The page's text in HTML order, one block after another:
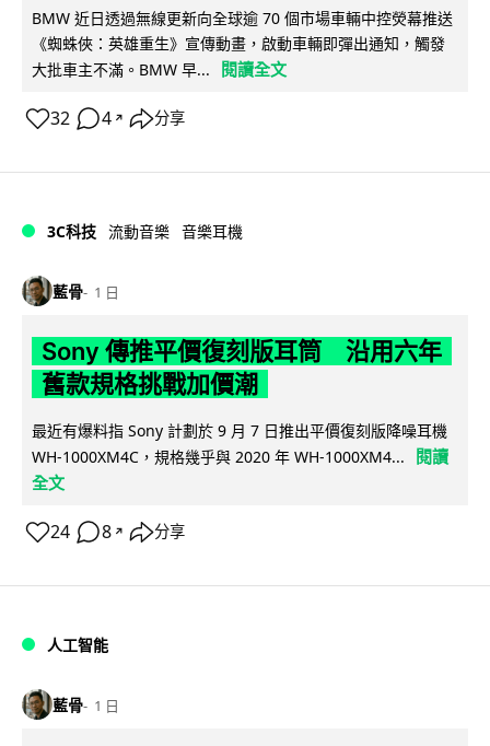
BMW 近日透過無線更新向全球逾 70 個市場車輛中控熒幕推送
《蜘蛛俠：英雄重生》宣傳動畫，啟動車輛即彈出通知，觸發
大批車主不滿。BMW 早...
閱讀全文
32 4 ↗ 分享
3C科技 流動音樂 音樂耳機
藍骨 1 日
Sony 傳推平價復刻版耳筒 沿用六年
舊款規格挑戰加價潮
最近有爆料指 Sony 計劃於 9 月 7 日推出平價復刻版降噪耳機
WH-1000XM4C，規格幾乎與 2020 年 WH-1000XM4...
閱讀
全文
24 8 ↗ 分享
人工智能
藍骨 1 日